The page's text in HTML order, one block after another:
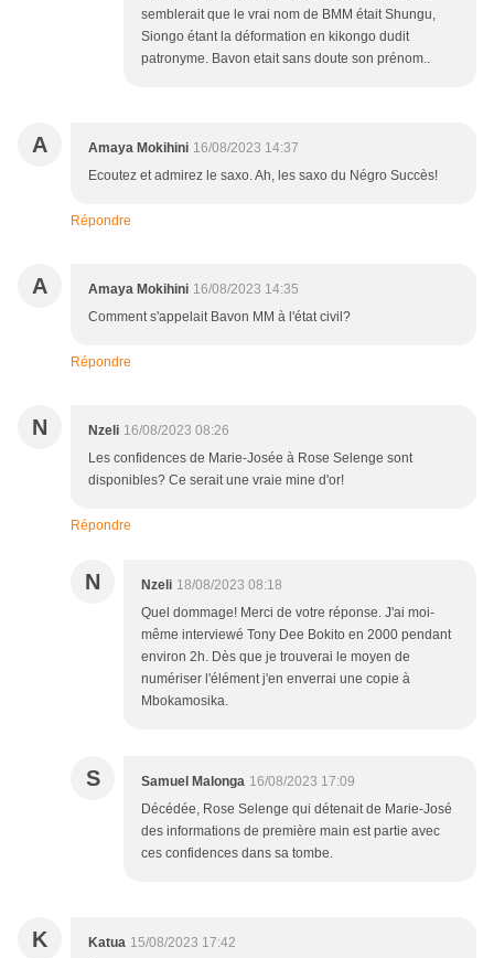
semblerait que le vrai nom de BMM était Shungu,
Siongo étant la déformation en kikongo dudit
patronyme. Bavon etait sans doute son prénom..
A Amaya Mokihini 16/08/2023 14:37
Ecoutez et admirez le saxo. Ah, les saxo du Négro Succès!
Répondre
A Amaya Mokihini 16/08/2023 14:35
Comment s'appelait Bavon MM à l'état civil?
Répondre
N Nzeli 16/08/2023 08:26
Les confidences de Marie-Josée à Rose Selenge sont
disponibles? Ce serait une vraie mine d'or!
Répondre
N Nzeli 18/08/2023 08:18
Quel dommage! Merci de votre réponse. J'ai moi-
même interviewé Tony Dee Bokito en 2000 pendant
environ 2h. Dès que je trouverai le moyen de
numériser l'élément j'en enverrai une copie à
Mbokamosika.
S Samuel Malonga 16/08/2023 17:09
Décédée, Rose Selenge qui détenait de Marie-José
des informations de première main est partie avec
ces confidences dans sa tombe.
K Katua 15/08/2023 17:42